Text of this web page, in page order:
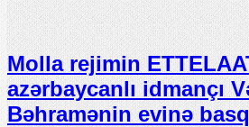
Molla rejimin
azərbaycanlı idmançı
Bəhramənin evinə